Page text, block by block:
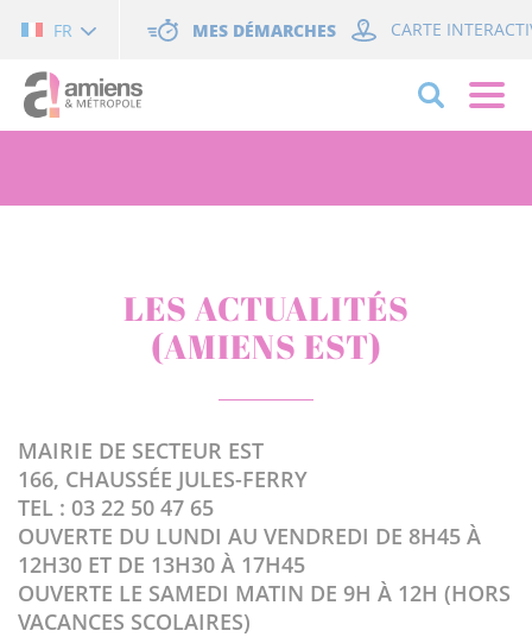
FR MES DÉMARCHES CARTE
LES ACTUALITÉS
(AMIENS EST)
MAIRIE DE SECTEUR EST
166, CHAUSSÉE JULES-FERRY
TEL : 03 22 50 47 65
OUVERTE DU LUNDI AU VENDREDI DE 8H45 À
12H30 ET DE 13H30 À 17H45
OUVERTE LE SAMEDI MATIN DE 9H À 12H (HORS
VACANCES SCOLAIRES)